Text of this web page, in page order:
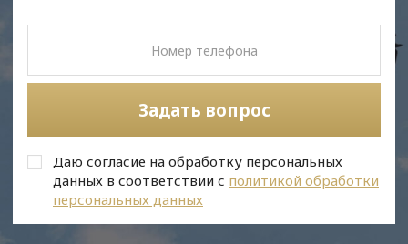
Задать вопрос
Даю согласие на обработку персональных
данных в соответствии с политикой обработки
персональных данных